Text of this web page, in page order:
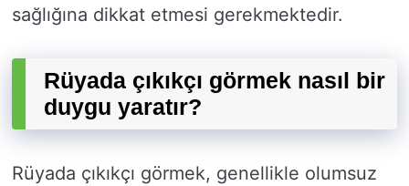
sağlığına dikkat etmesi gerekmektedir.
Rüyada çıkıkçı görmek nasıl bir
duygu yaratır?
Rüyada çıkıkçı görmek, genellikle olumsuz